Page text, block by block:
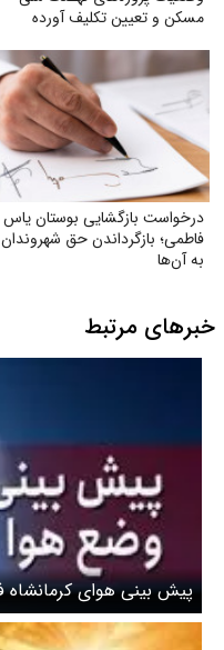
مسکن و تعیین تکلیف آورده
درخواست بازگشایی بوستان یاس
فاطمی؛ بازگرداندن حق شهروندان
به آن‌ها
خبرهای مرتبط
موقت باران